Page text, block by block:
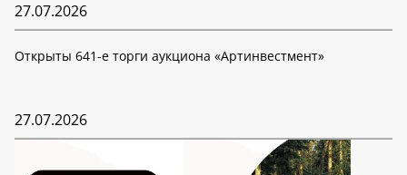
27.07.2026
Открыты 641-е торги аукциона «Артинвестмент»
27.07.2026